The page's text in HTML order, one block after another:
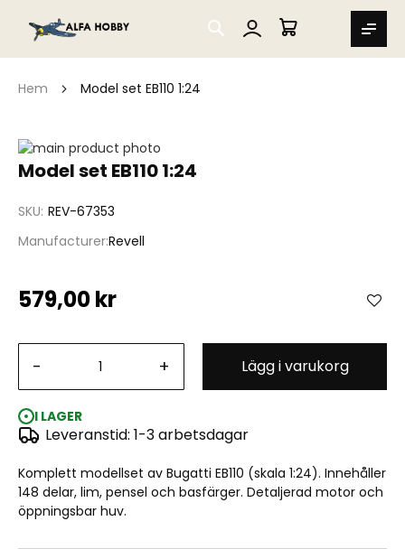
SEARCH
MIN VARUKORG
Hem Model set EB110 1:24
Model set EB110 1:24
SKU REV-67353
ManufacturerRevell
579,00 kr
- + Lägg i varukorg
I LAGER
Leveranstid: 1-3 arbetsdagar
Komplett modellset av Bugatti EB110 (skala 1:24). Innehåller
148 delar, lim, pensel och basfärger. Detaljerad motor och
öppningsbar huv.
Hoppa
till
bildgalleriet
Model set EB110 1:24
Hoppa
av
bildgalleriet